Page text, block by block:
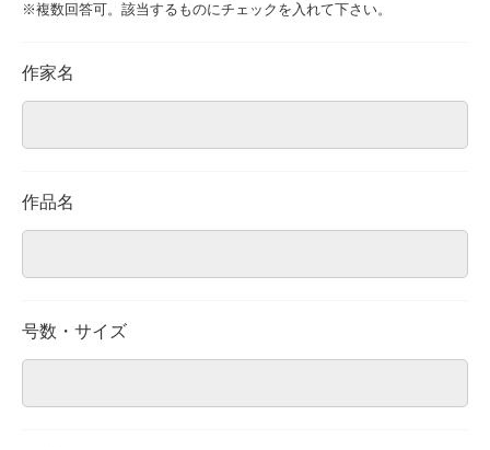
※複数回答可。該当するものにチェックを入れて下さい。
作家名
作品名
号数・サイズ